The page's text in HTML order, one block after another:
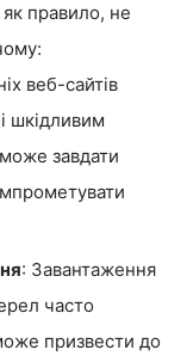
правило, не
веб-сайтів
шкідливим
завдати
: Завантаження
часто
призвести до